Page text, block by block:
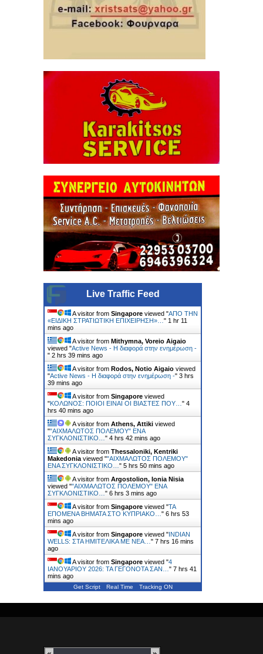
Live Traffic Feed
A visitor from Singapore viewed "ΑΠΟ ΤΗΝ
«ΕΙΔΙΚΗ ΣΤΡΑΤΙΩΤΙΚΗ ΕΠΙΧΕΙΡΗΣΗ»… " 1 hr 11
mins ago
A visitor from Mithymna, Voreio Aigaio
viewed "Active News - Η διαφορά στην ενημέρωση -
" 2 hrs 39 mins ago
A visitor from Rodos, Notio Aigaio viewed
"Active News - Η διαφορά στην ενημέρωση -" 3 hrs
39 mins ago
A visitor from Singapore viewed
"ΚΟΛΩΝΟΣ: ΠΟΙΟΙ ΕΙΝΑΙ ΟΙ ΒΙΑΣΤΕΣ ΠΟΥ… " 4
hrs 40 mins ago
A visitor from Athens, Attiki viewed
""ΑΙΧΜΑΛΩΤΟΣ ΠΟΛΕΜΟΥ" ΕΝΑ
ΣΥΓΚΛΟΝΙΣΤΙΚΟ… " 4 hrs 42 mins ago
A visitor from Thessaloniki, Kentriki
Makedonia viewed ""ΑΙΧΜΑΛΩΤΟΣ ΠΟΛΕΜΟΥ"
ΕΝΑ ΣΥΓΚΛΟΝΙΣΤΙΚΟ… " 5 hrs 50 mins ago
A visitor from Argostolion, Ionia Nisia
viewed ""ΑΙΧΜΑΛΩΤΟΣ ΠΟΛΕΜΟΥ" ΕΝΑ
ΣΥΓΚΛΟΝΙΣΤΙΚΟ… " 6 hrs 3 mins ago
A visitor from Singapore viewed "ΤΑ
ΕΠΟΜΕΝΑ ΒΗΜΑΤΑ ΣΤΟ ΚΥΠΡΙΑΚΟ… " 6 hrs 53
mins ago
A visitor from Singapore viewed " INDIAN
WELLS: ΣΤΑ ΗΜΙΤΕΛΙΚΑ ΜΕ ΝΕΑ… " 7 hrs 16 mins
ago
A visitor from Singapore viewed "4
ΙΑΝΟΥΑΡΙΟΥ 2026: ΤΑ ΓΕΓΟΝΟΤΑ ΣΑΝ… " 7 hrs 41
mins ago
Get Script Real Time Tracking ON